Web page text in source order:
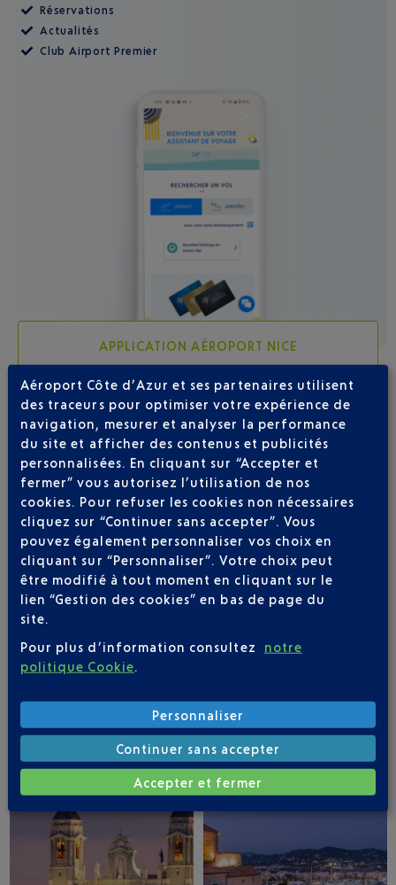
Réservations
Actualités
Club Airport Premier
APPLICATION AÉROPORT NICE
4 DESTINATIONS AVEC IBERIA AU DÉPART DE
NICE
PALMA DE MAJORQUE MALAGA
Aéroport Côte d’Azur et ses partenaires utilisent
des traceurs pour optimiser votre expérience de
navigation, mesurer et analyser la performance
du site et afficher des contenus et publicités
personnalisées. En cliquant sur “Accepter et
fermer” vous autorisez l’utilisation de nos
cookies. Pour refuser les cookies non nécessaires
cliquez sur “Continuer sans accepter”. Vous
pouvez également personnaliser vos choix en
cliquant sur “Personnaliser”. Votre choix peut
être modifié à tout moment en cliquant sur le
lien “Gestion des cookies” en bas de page du
site.
Pour plus d’information consultez
notre
politique Cookie.
Personnaliser
Continuer sans accepter
Accepter et fermer